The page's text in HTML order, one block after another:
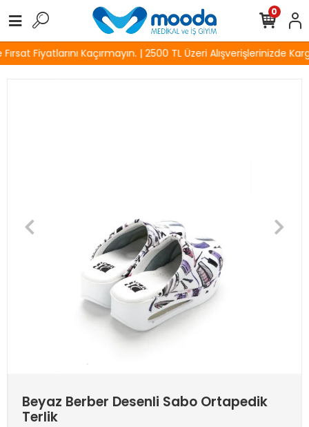
Fiyatlarını Kaçırmayın. | 2500 TL Üzeri Alışverişlerinizde
0
Beyaz Berber Desenli Sabo Ortapedik
Terlik